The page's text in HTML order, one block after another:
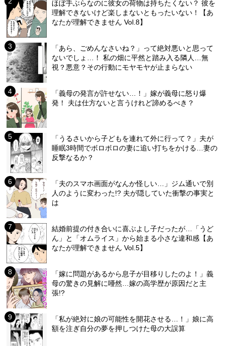
ほぼ手ぶらなのに彼女の荷物は持ちたくない？ 彼を
理解できないけど楽しまないともったいない！【あ
なたが理解できません Vol.8】
「あら、ごめんなさいね？」って絶対悪いと思って
ないでしょ…！ 私の畑に平然と踏み入る隣人…無
視？悪意？その行動にモヤモヤが止まらない
「義母の発言が許せない…！」嫁が義母に怒り爆
発！ 夫は仕方ないと言うけれど諦めるべき？
「うるさいから子どもを連れて外に行って？」夫が
睡眠3時間でボロボロの妻に追い打ちをかける…妻の
反撃なるか？
「夫のスマホ画面がなんか怪しい…」ジム通いで別
人のように変わった!? 夫が隠していた衝撃の事実と
は
結婚前提の付き合いに喜ぶよし子だったが…「うど
ん」と「オムライス」から始まる小さな違和感【あ
なたが理解できません Vol.5】
「嫁に問題があるから息子が目移りしたのよ！」義
母の驚きの見解に唖然…嫁の高学歴が原因だと主
張!?
「私が絶対に娘の可能性を開花させる…！」娘に高
額を注ぎ自分の夢を押しつけた母の大誤算